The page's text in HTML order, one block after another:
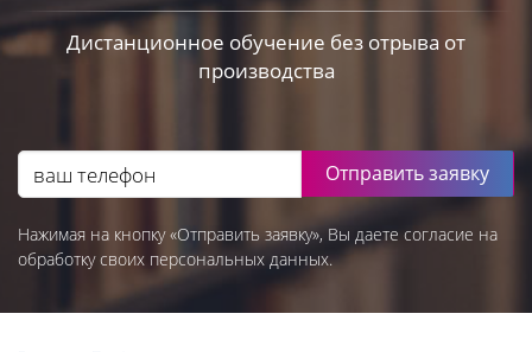
Дистанционное обучение без отрыва от
производства
Отправить заявку
Нажимая на кнопку «Отправить заявку», Вы даете согласие на
обработку своих персональных данных.